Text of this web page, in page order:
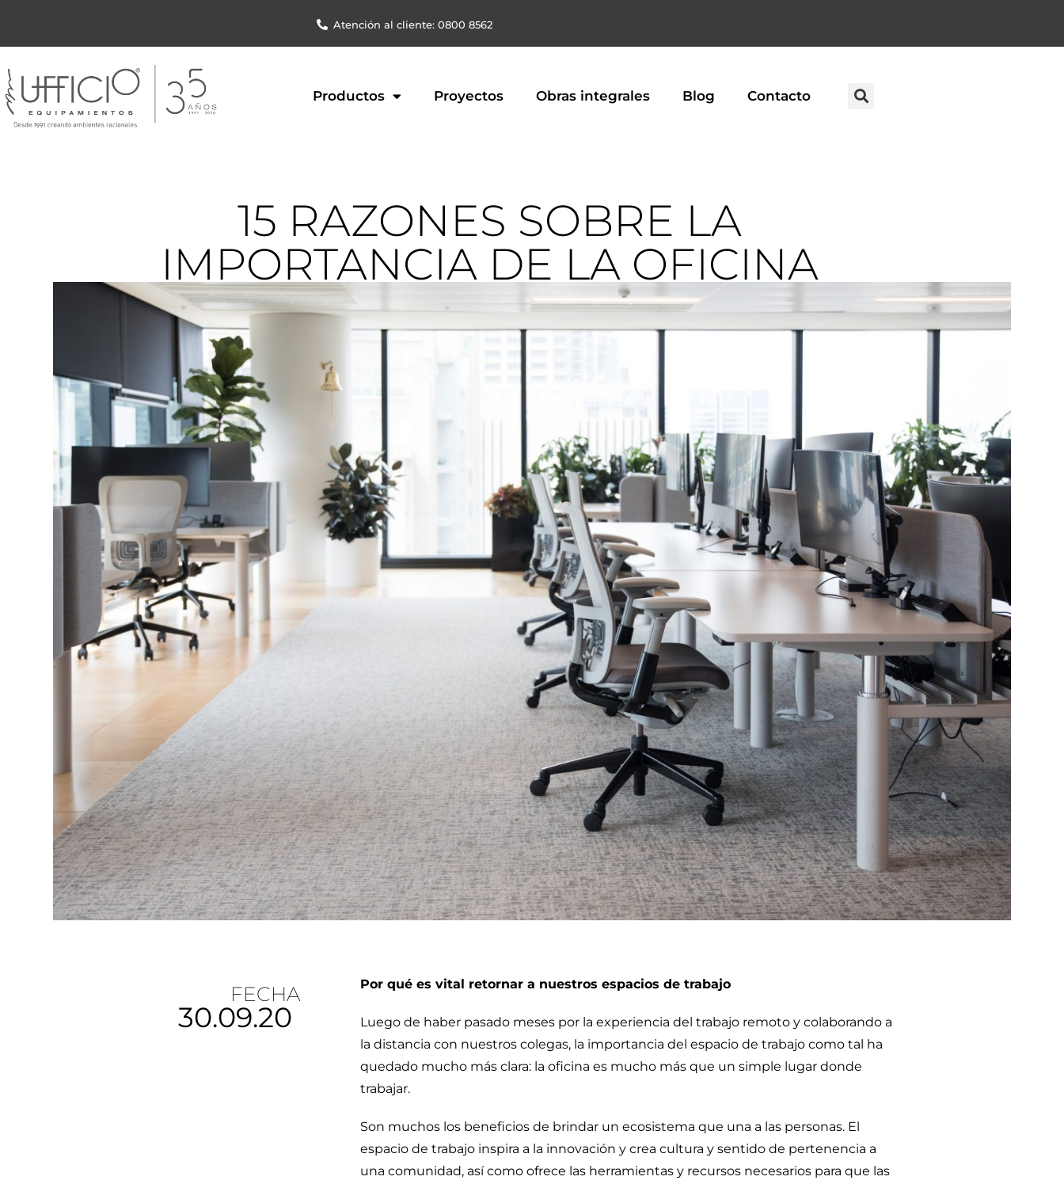
Atención al cliente: 0800 8562
Productos Proyectos Obras integrales Blog Contacto
15 RAZONES SOBRE LA
IMPORTANCIA DE LA OFICINA
FECHA
30.09.20
Por qué es vital retornar a nuestros espacios de trabajo
Luego de haber pasado meses por la experiencia del trabajo remoto y colaborando a
la distancia con nuestros colegas, la importancia del espacio de trabajo como tal ha
quedado mucho más clara: la oficina es mucho más que un simple lugar donde
trabajar.
Son muchos los beneficios de brindar un ecosistema que una a las personas. El
espacio de trabajo inspira a la innovación y crea cultura y sentido de pertenencia a
una comunidad, así como ofrece las herramientas y recursos necesarios para que las